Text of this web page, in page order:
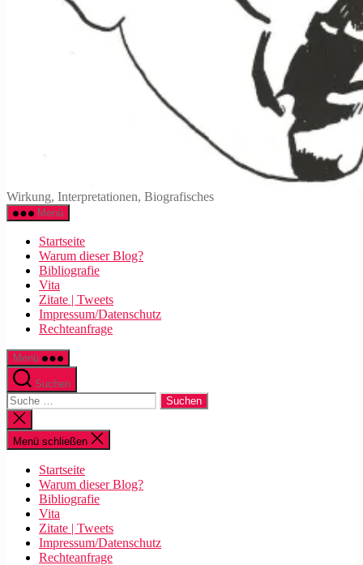
Walter
Mehring
Wirkung, Interpretationen, Biografisches
Menü
Startseite
Warum dieser Blog?
Bibliografie
Vita
Zitate | Tweets
Impressum/Datenschutz
Rechteanfrage
Menü
Suchen
Suche
nach:
Suche
schließen
Menü schließen
Startseite
Warum dieser Blog?
Bibliografie
Vita
Zitate | Tweets
Impressum/Datenschutz
Rechteanfrage